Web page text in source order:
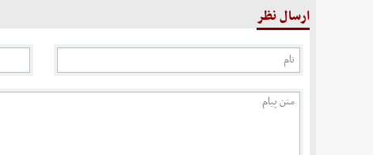
ارسال نظر